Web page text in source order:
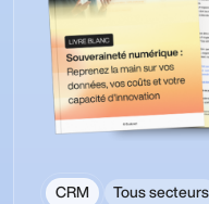
CRM Tous secteurs